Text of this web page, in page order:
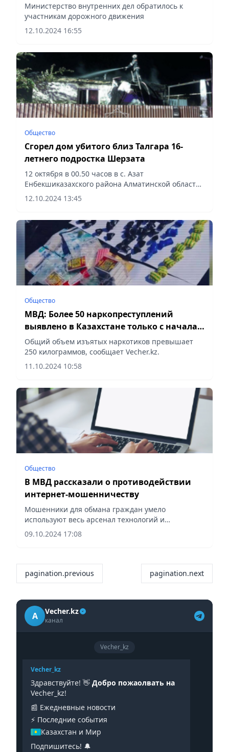
Министерство внутренних дел обратилось к
участникам дорожного движения
12.10.2024 16:55
Общество
Сгорел дом убитого близ Талгара 16-
летнего подростка Шерзата
12 октября в 00.50 часов в с. Азат
Енбекшиказахского района Алматинской области
произошло загорание жилого дома, сообщает
Vecher.kz.
12.10.2024 13:45
Общество
МВД: Более 50 наркопреступлений
выявлено в Казахстане только с начала
октября
Общий объем изъятых наркотиков превышает
250 килограммов, сообщает Vecher.kz.
11.10.2024 10:58
Общество
В МВД рассказали о противодействии
интернет-мошенничеству
Мошенники для обмана граждан умело
используют весь арсенал технологий и
социальную инженерию, сообщает Vecher.kz.
09.10.2024 17:08
pagination.previous pagination.next
A Vecher.kz
канал
Vecher_kz
Vecher_kz
Здравствуйте! 👋 Добро пожаолвать на
Vecher_kz!
📰 Ежедневные новости
⚡️ Последние события
Казахстан и Мир
Подпишитесь! 🔔